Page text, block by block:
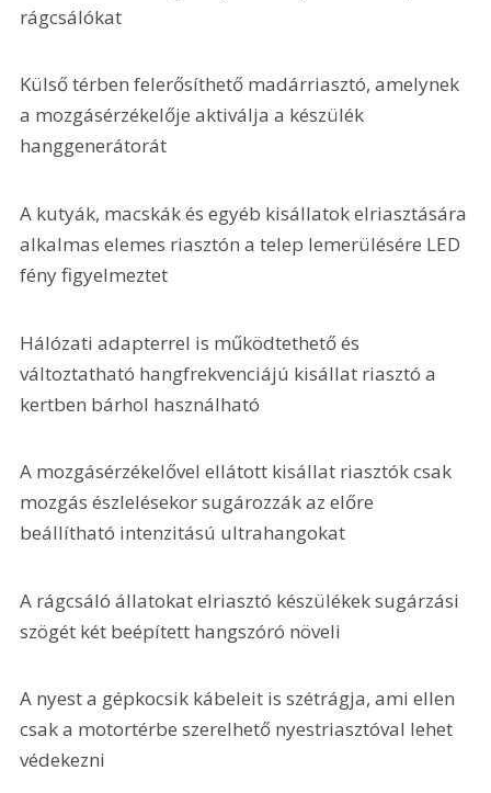
rágcsálókat
Külső térben felerősíthető madárriasztó, amelynek
a mozgásérzékelője aktiválja a készülék
hanggenerátorát
A kutyák, macskák és egyéb kisállatok elriasztására
alkalmas elemes riasztón a telep lemerülésére LED
fény figyelmeztet
Hálózati adapterrel is működtethető és
változtatható hangfrekvenciájú kisállat riasztó a
kertben bárhol használható
A mozgásérzékelővel ellátott kisállat riasztók csak
mozgás észlelésekor sugározzák az előre
beállítható intenzitású ultrahangokat
A rágcsáló állatokat elriasztó készülékek sugárzási
szögét két beépített hangszóró növeli
A nyest a gépkocsik kábeleit is szétrágja, ami ellen
csak a motortérbe szerelhető nyestriasztóval lehet
védekezni